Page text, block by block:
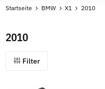
Startseite BMW X1 2010
2010
Filter